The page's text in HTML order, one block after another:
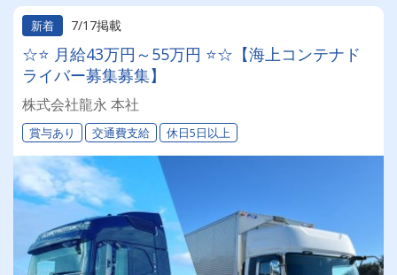
新着 7/17掲載
☆⭐ 月給43万円～55万円 ⭐☆【海上コンテナド
ライバー募集募集】
株式会社龍永 本社
賞与あり 交通費支給 休日5日以上